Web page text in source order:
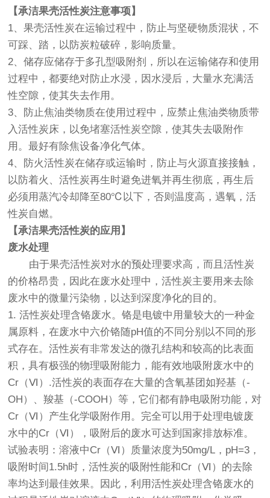
【承洁果壳活性炭注意事项】
1、果壳活性炭在运输过程中，防止与坚硬物质混状，不
可踩、踏，以防炭粒破碎，影响质量。
2、储存应储存于多孔型吸附剂，所以在运输储存和使用
过程中，都要绝对防止水浸，因水浸后，大量水充满活
性空隙，使其失去作用。
3、防止焦油类物质在使用过程中，应禁止焦油类物质带
入活性炭床，以免堵塞活性炭空隙，使其失去吸附作
用。最好有除焦设备净化气体。
4、防火活性炭在储存或运输时，防止与火源直接接触，
以防着火、活性炭再生时避免进氧并再生彻底，再生后
必须用蒸汽冷却降至80℃以下，否则温度高，遇氧，活
性炭自燃。
【承洁果壳活性炭的应用】
废水处理
由于果壳活性炭对水的预处理要求高，而且活性炭
的价格昂贵，因此在废水处理中，活性炭主要用来去除
废水中的微量污染物，以达到深度净化的目的。
1. 活性炭处理含铬废水。铬是电镀中用量较大的一种金
属原料，在废水中六价铬随pH值的不同分别以不同的形
式存在。活性炭有非常发达的微孔结构和较高的比表面
积，具有极强的物理吸附能力，能有效地吸附废水中的
Cr（Ⅵ）.活性炭的表面存在大量的含氧基团如羟基（-
OH）、羧基（-COOH）等，它们都有静电吸附功能，对
Cr（Ⅵ）产生化学吸附作用。完全可以用于处理电镀废
水中的Cr（Ⅵ），吸附后的废水可达到国家排放标准。
试验表明：溶液中Cr（Ⅵ）质量浓度为50mg/L，pH=3，
吸附时间1.5h时，活性炭的吸附性能和Cr（Ⅵ）的去除
率均达到最佳效果。因此，利用活性炭处理含铬废水的